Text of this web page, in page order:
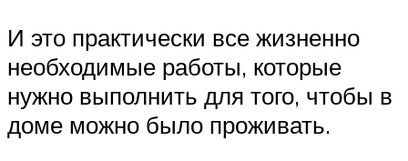
И это практически все жизненно
необходимые работы, которые
нужно выполнить для того, чтобы в
доме можно было проживать.